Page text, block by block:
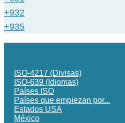
+932
+935
ISO-4217 (Divisas)
ISO-639 (Idiomas)
Países ISO
Países que empiezan por...
Estados USA
México